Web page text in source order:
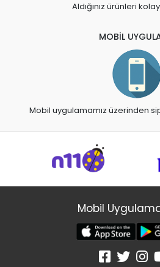
Aldığınız ürünleri
MOBİL
Mobil uygulamamız üzerinden
Mobil